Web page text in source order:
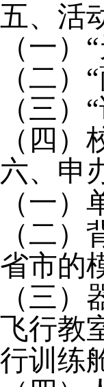
五、活
（一
（二
（三
（四
六、申
（一
（二
省市的
（三
飞行教
行训练